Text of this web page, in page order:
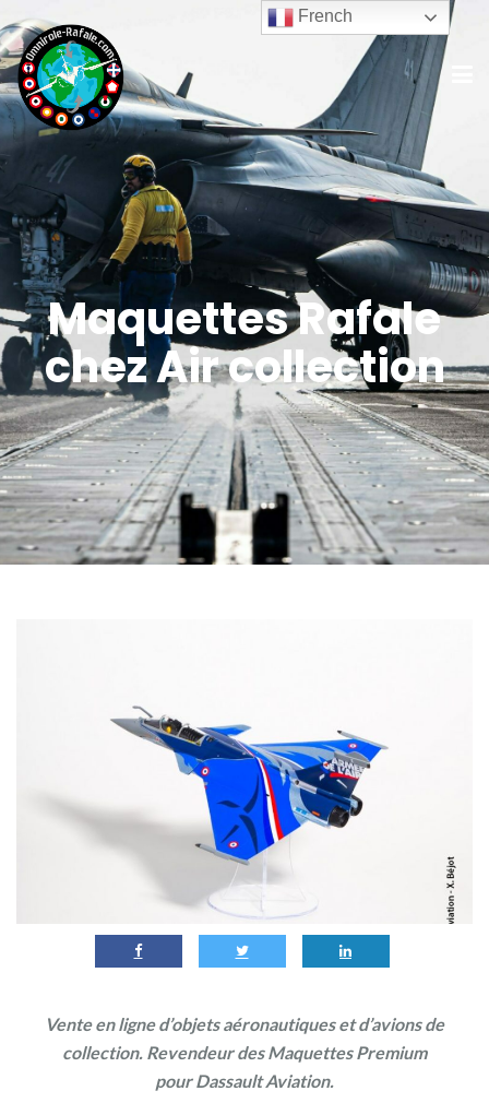
Maquettes Rafale
chez Air collection
Vente en ligne d’objets aéronautiques et d’avions de
collection. Revendeur des Maquettes Premium
pour Dassault Aviation.
French